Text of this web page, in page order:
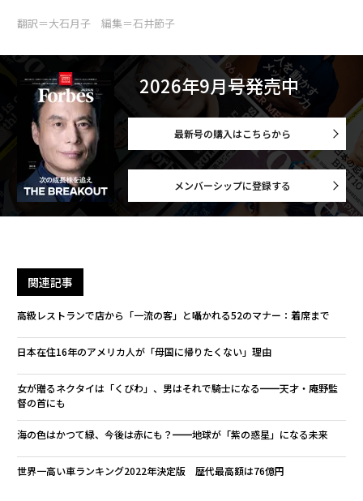
翻訳＝大石月子 編集＝石井節子
2026年9月号発売中
最新号の購入はこちらから
メンバーシップに登録する
関連記事
高級レストランで店から「一流の客」と囁かれる52のマナー：着席まで
日本在住16年のアメリカ人が「母国に帰りたくない」理由
女が贈るネクタイは「くびわ」、男はそれで騎士になる━━天才・庵野監
督の首にも
海の色はかつて緑、今後は赤にも？━━地球が「紫の惑星」になる未来
世界一高い車ランキング2022年決定版 歴代最高額は76億円